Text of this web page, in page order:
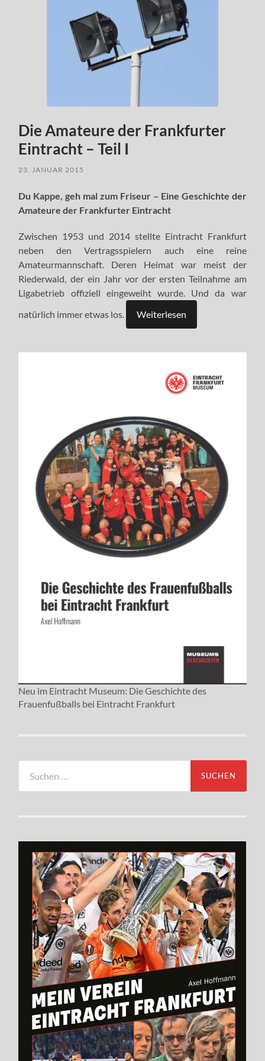
Die Amateure der Frankfurter
Eintracht – Teil I
23. JANUAR 2015
Du Kappe, geh mal zum Friseur – Eine Geschichte der
Amateure der Frankfurter Eintracht
Zwischen 1953 und 2014 stellte Eintracht Frankfurt
neben den Vertragsspielern auch eine reine
Amateurmannschaft. Deren Heimat war meist der
Riederwald, der ein Jahr vor der ersten Teilnahme am
Ligabetrieb offiziell eingeweiht wurde. Und da war
natürlich immer etwas los.
Weiterlesen
Neu im Eintracht Museum: Die Geschichte des
Frauenfußballs bei Eintracht Frankfurt
nach: